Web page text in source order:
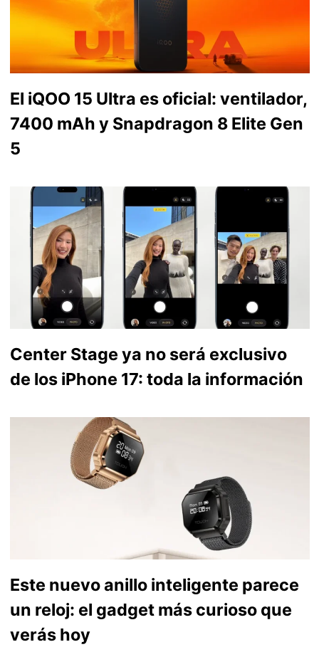
El iQOO 15 Ultra es oficial: ventilador,
7400 mAh y Snapdragon 8 Elite Gen
5
Center Stage ya no será exclusivo
de los iPhone 17: toda la información
Este nuevo anillo inteligente parece
un reloj: el gadget más curioso que
verás hoy